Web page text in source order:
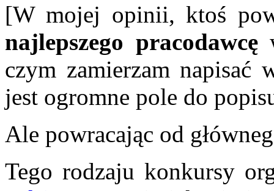
[W mojej opinii, ktoś
najlepszego pracodawcę
czym zamierzam napisać
jest ogromne pole do
Ale powracając od
Tego rodzaju konkursy